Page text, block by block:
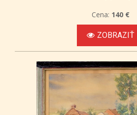
Cena: 140 €
ZOBRAZIŤ